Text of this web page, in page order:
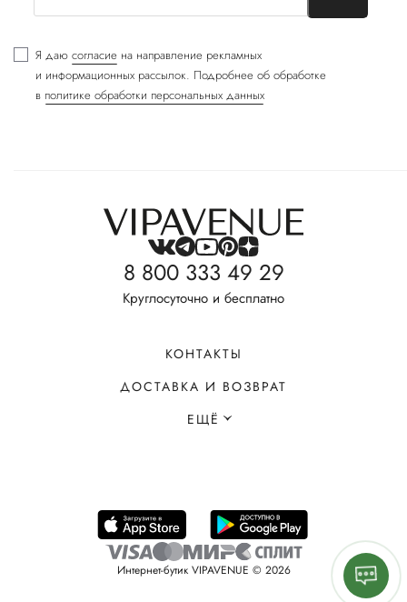
Я даю согласие на направление рекламных
и информационных рассылок. Подробнее об обработке
в политике обработки персональных данных
8 800 333 49 29
Круглосуточно и бесплатно
КОНТАКТЫ
ДОСТАВКА И ВОЗВРАТ
ЕЩЁ
Интернет-бутик VIPAVENUE © 2026